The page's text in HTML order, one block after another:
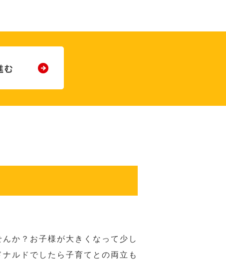
か？お子様が大きくなって少し
ルドでしたら子育てとの両立も